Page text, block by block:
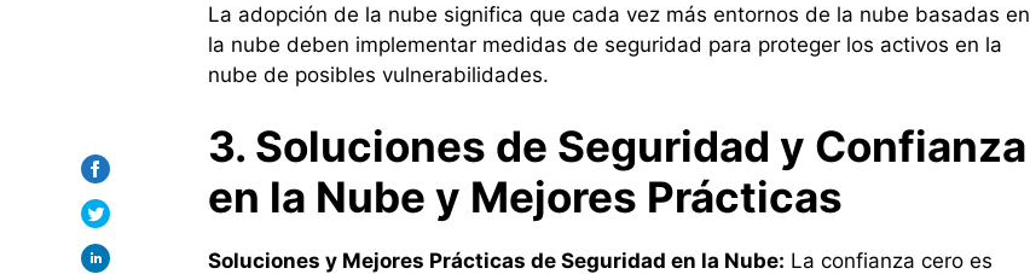
La adopción de la nube significa que cada vez más entornos de la nube basadas en
la nube deben implementar medidas de seguridad para proteger los activos en la
nube de posibles vulnerabilidades.
3. Soluciones de Seguridad y Confianza
en la Nube y Mejores Prácticas
Soluciones y Mejores Prácticas de Seguridad en la Nube: La confianza cero es